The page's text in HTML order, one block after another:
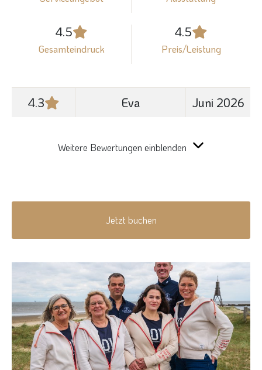
4.5
Gesamteindruck
4.5
Preis/Leistung
4.3 Eva Juni 2026
Weitere Bewertungen einblenden
Jetzt buchen